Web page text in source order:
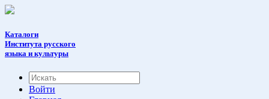
Каталоги
Института русского
языка и культуры
Войти